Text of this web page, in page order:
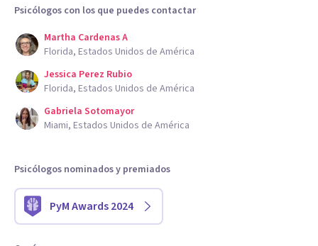
Psicólogos con los que puedes contactar
Martha Cardenas A
Florida, Estados Unidos de América
Jessica Perez Rubio
Florida, Estados Unidos de América
Gabriela Sotomayor
Miami, Estados Unidos de América
Psicólogos nominados y premiados
PyM Awards 2024